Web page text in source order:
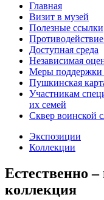
Главная
Визит в музей
Полезные ссылки
Доступная среда
Независимая
Меры поддержки
Пушкинская
Участникам
их семей
Сквер воинской
Экспозиции
Коллекции
Естественно
коллекция